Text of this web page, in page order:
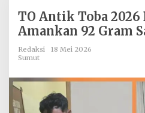
Toba
2026
Ditangkap,
TO Antik Toba
Amankan 92 Gram
Redaksi
18 Mei 2026
Sumut